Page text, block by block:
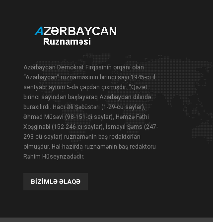
Azərbaycan Demokrat Firqəsinin orqanı olan
“Azərbaycan” ruznaməsinin birinci sayı 1945-ci il
sentyabr ayının 5-də çapdan çıxmışdır. “Qəzet
birinci sayından başlayaraq Azərbaycan dilində
buraxılırdı. Hacı Əli Şəbüstəri (1-29-cu saylar),
Əhməd Müsəvi (98-151-ci saylar), Həmzə Fəthi
Xoşginabi (152-246-cı saylar), İsmayıl Şəms (247-
293-cü saylar) ruznamənin baş redaktorları
olmuşdur. Hal-hazırda ruznamənin baş redaktoru
Rəhim Hüseynzadədir.
BIZIMLƏ ƏLAQƏ